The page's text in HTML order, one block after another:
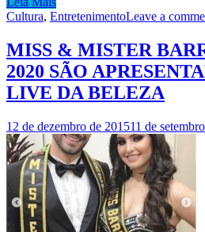
Cultura, EntretenimentoLeave a
MISS & MISTER
2020 SÃO
LIVE DA BELEZA
12 de dezembro de 201511 de